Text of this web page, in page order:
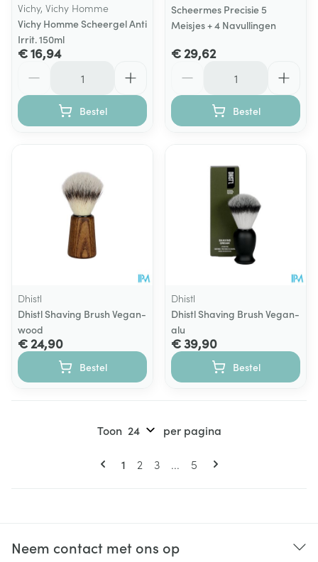
Vichy, Vichy Homme
Vichy Homme Scheergel Anti
Irrit. 150ml
€ 16,94
Bestel
Scheermes Precisie 5
Meisjes + 4 Navullingen
€ 29,62
Bestel
Dhistl
Dhistl Shaving Brush Vegan-
wood
€ 24,90
Bestel
Dhistl
Dhistl Shaving Brush Vegan-
alu
€ 39,90
Bestel
Pagina's
U lees momenteel pagina
1 Pagina
2 Pagina
3 ... Pagina
5
Toon per pagina
Neem contact met ons op